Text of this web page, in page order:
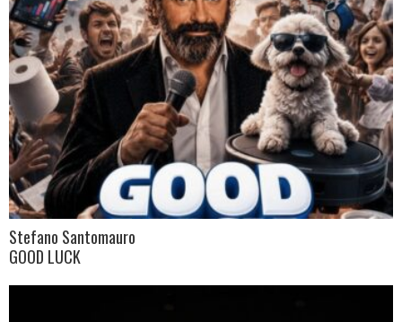
Stefano Santomauro
GOOD LUCK